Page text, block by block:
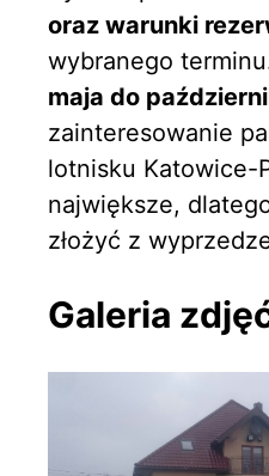
oraz warunki
wybranego
maja do
zainteresowanie
lotnisku Katowice-
największe,
złożyć z
Galeria